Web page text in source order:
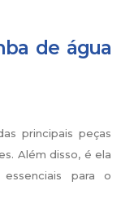
de água
principais peças
Além disso, é ela
para o